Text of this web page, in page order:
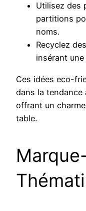
Utilisez des
partitions
noms.
Recyclez
insérant
Ces idées eco-
dans la tendance
offrant un
table.